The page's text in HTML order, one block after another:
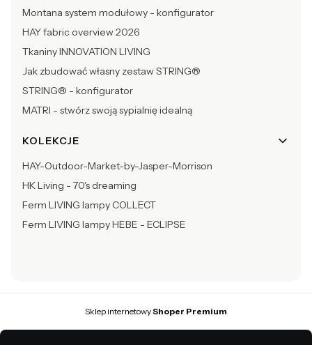
Montana system modułowy - konfigurator
HAY fabric overview 2026
Tkaniny INNOVATION LIVING
Jak zbudować własny zestaw STRING®
STRING® - konfigurator
MATRI - stwórz swoją sypialnię idealną
KOLEKCJE
HAY-Outdoor-Market-by-Jasper-Morrison
HK Living - 70's dreaming
Ferm LIVING lampy COLLECT
Ferm LIVING lampy HEBE - ECLIPSE
Sklep internetowyShoper Premium